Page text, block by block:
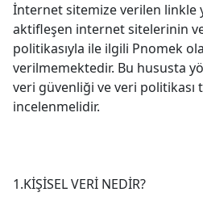
İnternet sitemize verilen linkle
aktifleşen internet sitelerinin
politikasıyla ile ilgili Pnomek
verilmemektedir. Bu hususta
veri güvenliği ve veri politikası
incelenmelidir.
1.KİŞİSEL VERİ NEDİR?